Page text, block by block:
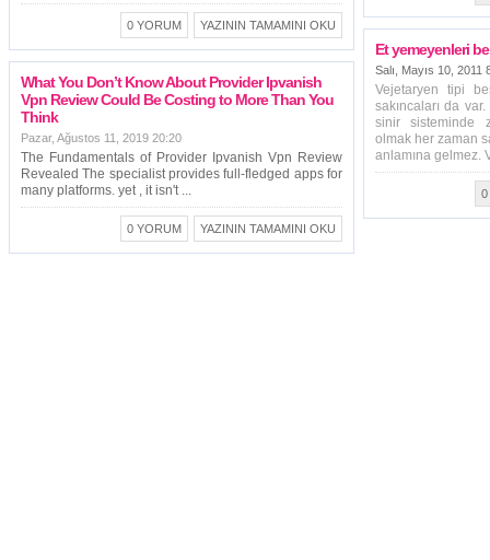
YAZININ TAMAMINI OKU
0 YORUM
What You Don’t Know About Provider Ipvanish
Vpn Review Could Be Costing to More Than You
Think
Pazar, Ağustos 11, 2019 20:20
The Fundamentals of Provider Ipvanish Vpn Review
Revealed The specialist provides full-fledged apps for
many platforms. yet , it isn't ...
YAZININ TAMAMINI OKU
0 YORUM
Et yemeyenleri
Salı, Mayıs 10, 2011
Vejetaryen tipi
sakıncaları da
sinir sisteminde
olmak her zaman
anlamına gelmez.
0